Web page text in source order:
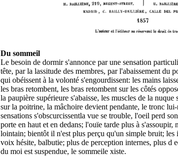
Du sommeil
Le besoin de dormir s'annonce par une sensation
tête, par la lassitude des membres, par l'abaissement du
qui obéissent à la volonté s'engourdissent: les mains
les bras retombent, les bras retombent sur les côtés
la paupière supérieure s'abaisse, les muscles de la
sur la poitrine, la mâchoire devient pendante, le tronc
sensations s'obscurcissentla vue se trouble, l'oeil perd
porte en haut et en dedans; l'ouïe tarde plus à s'assoupir,
lointain; bientôt il n'est plus perçu qu'un simple bruit; les
voix hésite, balbutie; plus de perception internes, plus d
du moi est suspendue, le sommeile xiste.